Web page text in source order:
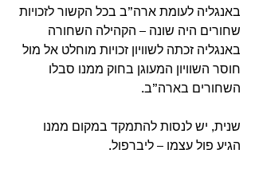
באנגליה לעומת ארה”ב בכל הקשור לזכויות
שחורים היה שונה – הקהילה השחורה
באנגליה זכתה לשוויון זכויות מוחלט אל מול
חוסר השוויון המעוגן בחוק ממנו סבלו
השחורים בארה”ב.
שנית, יש לנסות להתמקד במקום ממנו
הגיע פול עצמו – ליברפול.